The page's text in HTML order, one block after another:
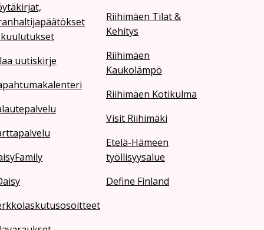
uutiskirje
Riihimäen Tilat &
Kehitys
Riihimäen
Kaukolämpö
Riihimäen Kotikulma
Visit Riihimäki
Etelä-Hämeen
työllisyysalue
Define Finland